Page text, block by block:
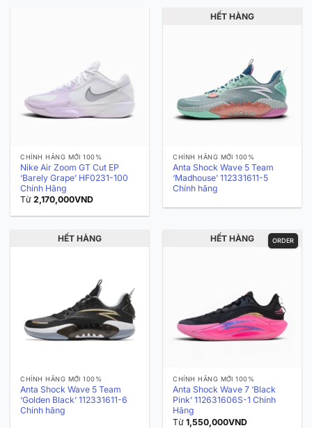
2,090,000VND.
CHÍNH HÃNG MỚI 100%
Nike Air Zoom GT Cut EP
‘Barely Grape’ HF0231-100
Chính Hãng
Từ2,170,000VND
HẾT HÀNG
CHÍNH HÃNG MỚI 100%
Anta Shock Wave 5 Team
‘Madhouse’ 112331611-5
Chính hãng
HẾT HÀNG
CHÍNH HÃNG MỚI 100%
Anta Shock Wave 5 Team
‘Golden Black’ 112331611-6
Chính hãng
ORDER
HẾT HÀNG
CHÍNH HÃNG MỚI 100%
Anta Shock Wave 7 ‘Black
Pink’ 112631606S-1 Chính
Hãng
Từ1,550,000VND